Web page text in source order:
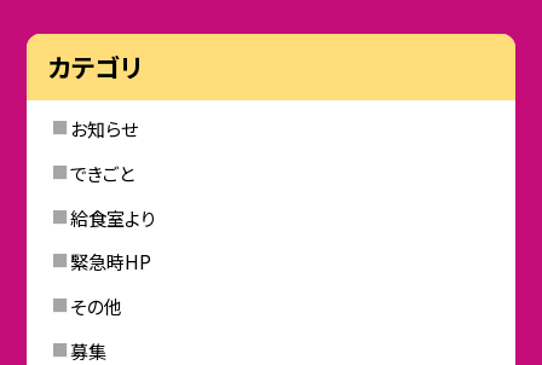
カテゴリ
お知らせ
できごと
給食室より
緊急時HP
その他
募集